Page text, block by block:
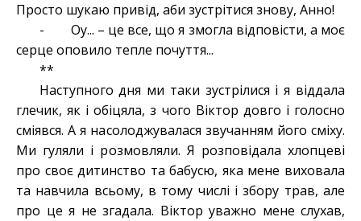
Просто шукаю привід, аби зустрітися знову, Анно!
- Оу... – це все, що я змогла відповісти, а моє
серце оповило тепле почуття...
**
Наступного дня ми таки зустрілися і я віддала
глечик, як і обіцяла, з чого Віктор довго і голосно
сміявся. А я насолоджувалася звучанням його сміху.
Ми гуляли і розмовляли. Я розповідала хлопцеві
про своє дитинство та бабусю, яка мене виховала
та навчила всьому, в тому числі і збору трав, але
про це я не згадала. Віктор уважно мене слухав,